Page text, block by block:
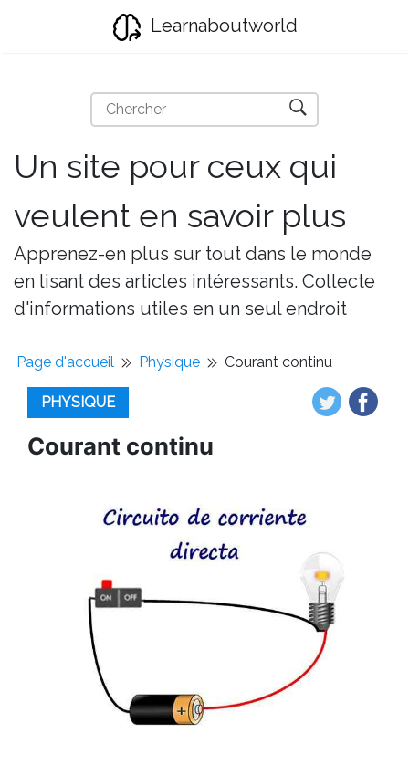
Learnaboutworld
Un site pour ceux qui
veulent en savoir plus
Apprenez-en plus sur tout dans le monde
en lisant des articles intéressants. Collecte
d'informations utiles en un seul endroit
Page d'accueil Physique Courant continu
PHYSIQUE
Courant continu